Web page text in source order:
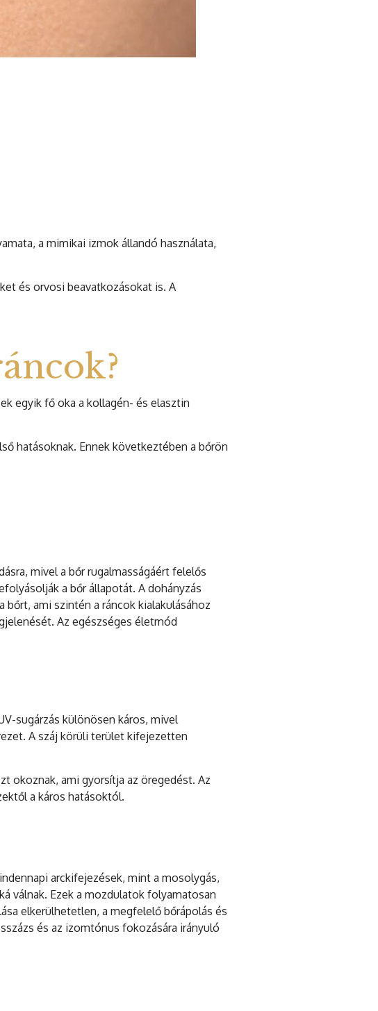
a mimikai izmok állandó használata,
és orvosi beavatkozásokat is. A
egyik fő oka a kollagén- és elasztin
hatásoknak. Ennek következtében a bőrön
mivel a bőr rugalmasságáért felelős
a bőr állapotát. A dohányzás
ami szintén a ráncok kialakulásához
Az egészséges életmód
sugárzás különösen káros, mivel
A száj körüli terület kifejezetten
okoznak, ami gyorsítja az öregedést. Az
a káros hatásoktól.
arckifejezések, mint a mosolygás,
válnak. Ezek a mozdulatok folyamatosan
elkerülhetetlen, a megfelelő bőrápolás és
és az izomtónus fokozására irányuló